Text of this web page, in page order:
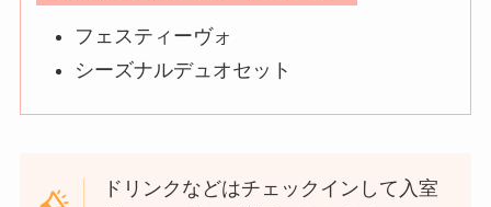
フェスティーヴォ
シーズナルデュオセット
ドリンクなどはチェックインして入室